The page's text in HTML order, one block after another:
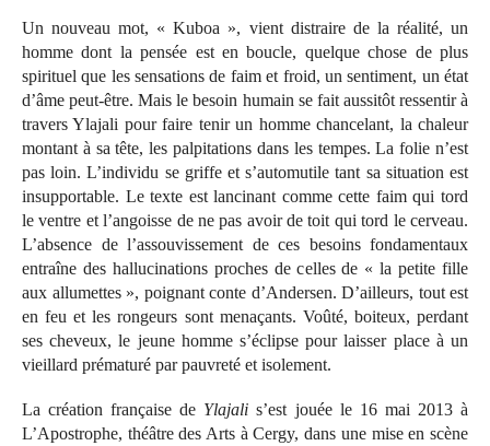
Un nouveau mot, « Kuboa », vient distraire de la réalité, un
homme dont la pensée est en boucle, quelque chose de plus
spirituel que les sensations de faim et froid, un sentiment, un état
d’âme peut-être. Mais le besoin humain se fait aussitôt ressentir à
travers Ylajali pour faire tenir un homme chancelant, la chaleur
montant à sa tête, les palpitations dans les tempes. La folie n’est
pas loin. L’individu se griffe et s’automutile tant sa situation est
insupportable. Le texte est lancinant comme cette faim qui tord
le ventre et l’angoisse de ne pas avoir de toit qui tord le cerveau.
L’absence de l’assouvissement de ces besoins fondamentaux
entraîne des hallucinations proches de celles de « la petite fille
aux allumettes », poignant conte d’Andersen. D’ailleurs, tout est
en feu et les rongeurs sont menaçants. Voûté, boiteux, perdant
ses cheveux, le jeune homme s’éclipse pour laisser place à un
vieillard prématuré par pauvreté et isolement.
La création française de Ylajali s’est jouée le 16 mai 2013 à
L’Apostrophe, théâtre des Arts à Cergy, dans une mise en scène